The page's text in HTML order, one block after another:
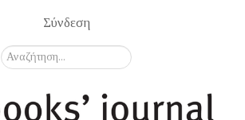
Σύνδεση
Αναζήτηση...